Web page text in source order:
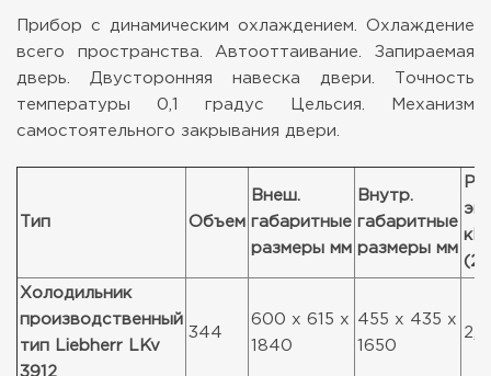
Прибор с динамическим охлаждением.
Охлаждение
всего пространства.
Автооттаивание. Запираемая
дверь.
Двусторонняя навеска двери.
Точность
температуры 0,1 градус Цельсия.
Механизм
самостоятельного закрывания двери.
Тип Объем
Внеш.
габаритные
размеры мм
Внутр.
габаритные
размеры мм
Холодильник
производственный
тип Liebherr LKv
3912
344
600 x 615 x
1840
455 x 435 x
1650
2,0